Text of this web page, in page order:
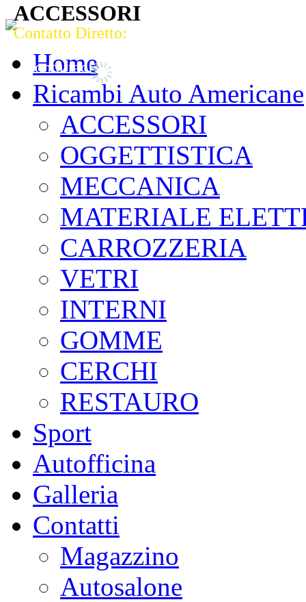
Home
Ricambi Auto Americane
ACCESSORI
OGGETTISTICA
MECCANICA
MATERIALE
CARROZZERIA
VETRI
INTERNI
GOMME
CERCHI
RESTAURO
Sport
Autofficina
Galleria
Contatti
Magazzino
Autosalone
ACCESSORI
Contatto Diretto:
Contattaci via mail!